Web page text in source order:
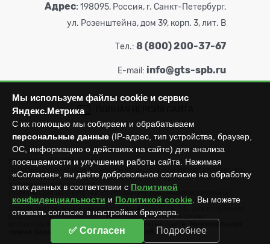
Адрес: 198095, Россия, г. Санкт-Петербург,
ул. Розенштейна, дом 39, корп. 3, лит. В
Тел.: 8 (800) 200-37-67
E-mail: info@gts-spb.ru
ГОРТОРГСНАБ СПб © 2026Все права защищены.
Производство продажа складского оборудования: металлических
стеллажей, металлических шкафов, штабелеров, тележек, талей,
тельферов, лебедок и пр.
Информация на сайте носит исключительно информационный
характер и не может считаться публичной офертой, которая
определяется положениями статьи 437 (п.2) ГК РФ. Для получения
подробной информации об имеющихся товарах и ценах
сумма заказа составляет 3000 рублей.
Мы используем файлы cookie и сервис
Яндекс.Метрика
С их помощью мы собираем и обрабатываем
персональные данные (IP-адрес, тип устройства, браузер,
ОС, информацию о действиях на сайте) для анализа
посещаемости и улучшения работы сайта. Нажимая
«Согласен», вы даёте добровольное согласие на обработку
этих данных в соответствии с Политикой
конфиденциальности и Политикой cookie . Вы можете
отозвать согласие в настройках браузера.
✅ Согласен Подробнее